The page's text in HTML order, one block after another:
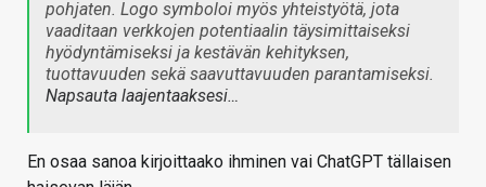
pohjaten. Logo symboloi myös yhteistyötä, jota
vaaditaan verkkojen potentiaalin täysimittaiseksi
hyödyntämiseksi ja kestävän kehityksen,
tuottavuuden sekä saavuttavuuden parantamiseksi.
Napsauta laajentaaksesi…
En osaa sanoa kirjoittaako ihminen vai ChatGPT tällaisen